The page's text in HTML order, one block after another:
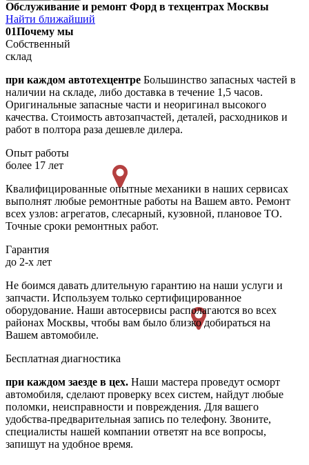
Обслуживание и ремонт Форд в техцентрах Москвы
Найти ближайший
01Почему мы
Собственный
склад
при каждом автотехцентре Большинство запасных частей в
наличии на складе, либо доставка в течение 1,5 часов.
Оригинальные запасные части и неоригинал высокого
качества. Стоимость автозапчастей, деталей, расходников и
работ в полтора раза дешевле дилера.
Опыт работы
более 17 лет
Квалифицированные опытные механики в наших сервисах
выполнят любые ремонтные работы на Вашем авто. Ремонт
всех узлов: агрегатов, слесарный, кузовной, плановое ТО.
Точные сроки ремонтных работ.
Гарантия
до 2-х лет
Не боимся давать длительную гарантию на наши услуги и
запчасти. Используем только сертифицированное
оборудование. Наши автосервисы располагаются во всех
районах Москвы, чтобы вам было близко добираться на
Вашем автомобиле.
Бесплатная диагностика
при каждом заезде в цех. Наши мастера проведут осморт
автомобиля, сделают проверку всех систем, найдут любые
поломки, неисправности и повреждения. Для вашего
удобства-предварительная запись по телефону. Звоните,
специалисты нашей компании ответят на все вопросы,
запишут на удобное время.